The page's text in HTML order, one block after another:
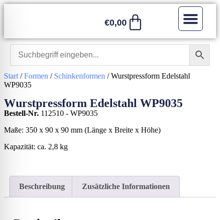
€0,00
Start /Formen / Schinkenformen / Wurstpressform Edelstahl
WP9035
Wurstpressform Edelstahl WP9035
Bestell-Nr. 112510 - WP9035
Maße: 350 x 90 x 90 mm (Länge x Breite x Höhe)
Kapazität: ca. 2,8 kg
Beschreibung Zusätzliche Informationen